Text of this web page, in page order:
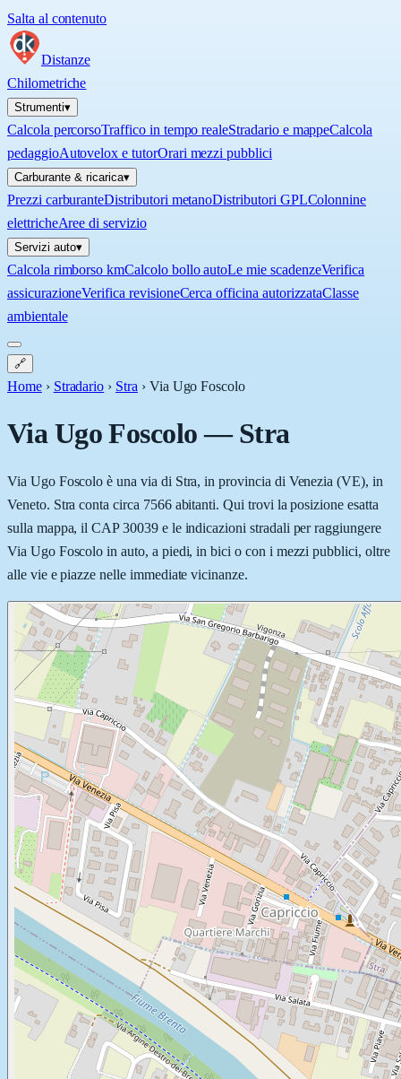
Salta al contenuto
Distanze
Chilometriche
Strumenti▾
Calcola percorsoTraffico in tempo realeStradario e mappeCalcola
pedaggioAutovelox e tutorOrari mezzi pubblici
Carburante & ricarica▾
Prezzi carburanteDistributori metanoDistributori GPLColonnine
elettricheAree di servizio
Servizi auto▾
Calcola rimborso kmCalcolo bollo autoLe mie scadenzeVerifica
assicurazioneVerifica revisioneCerca officina autorizzataClasse
ambientale
🔗
Home › Stradario › Stra › Via Ugo Foscolo
Via Ugo Foscolo—Stra
Via Ugo Foscolo è una via di Stra, in provincia di Venezia (VE), in
Veneto. Stra conta circa 7566 abitanti. Qui trovi la posizione esatta
sulla mappa, il CAP 30039 e le indicazioni stradali per raggiungere
Via Ugo Foscolo in auto, a piedi, in bici o con i mezzi pubblici, oltre
alle vie e piazze nelle immediate vicinanze.